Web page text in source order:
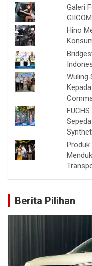
Galeri
Hino
Wuling
Berita Pilihan